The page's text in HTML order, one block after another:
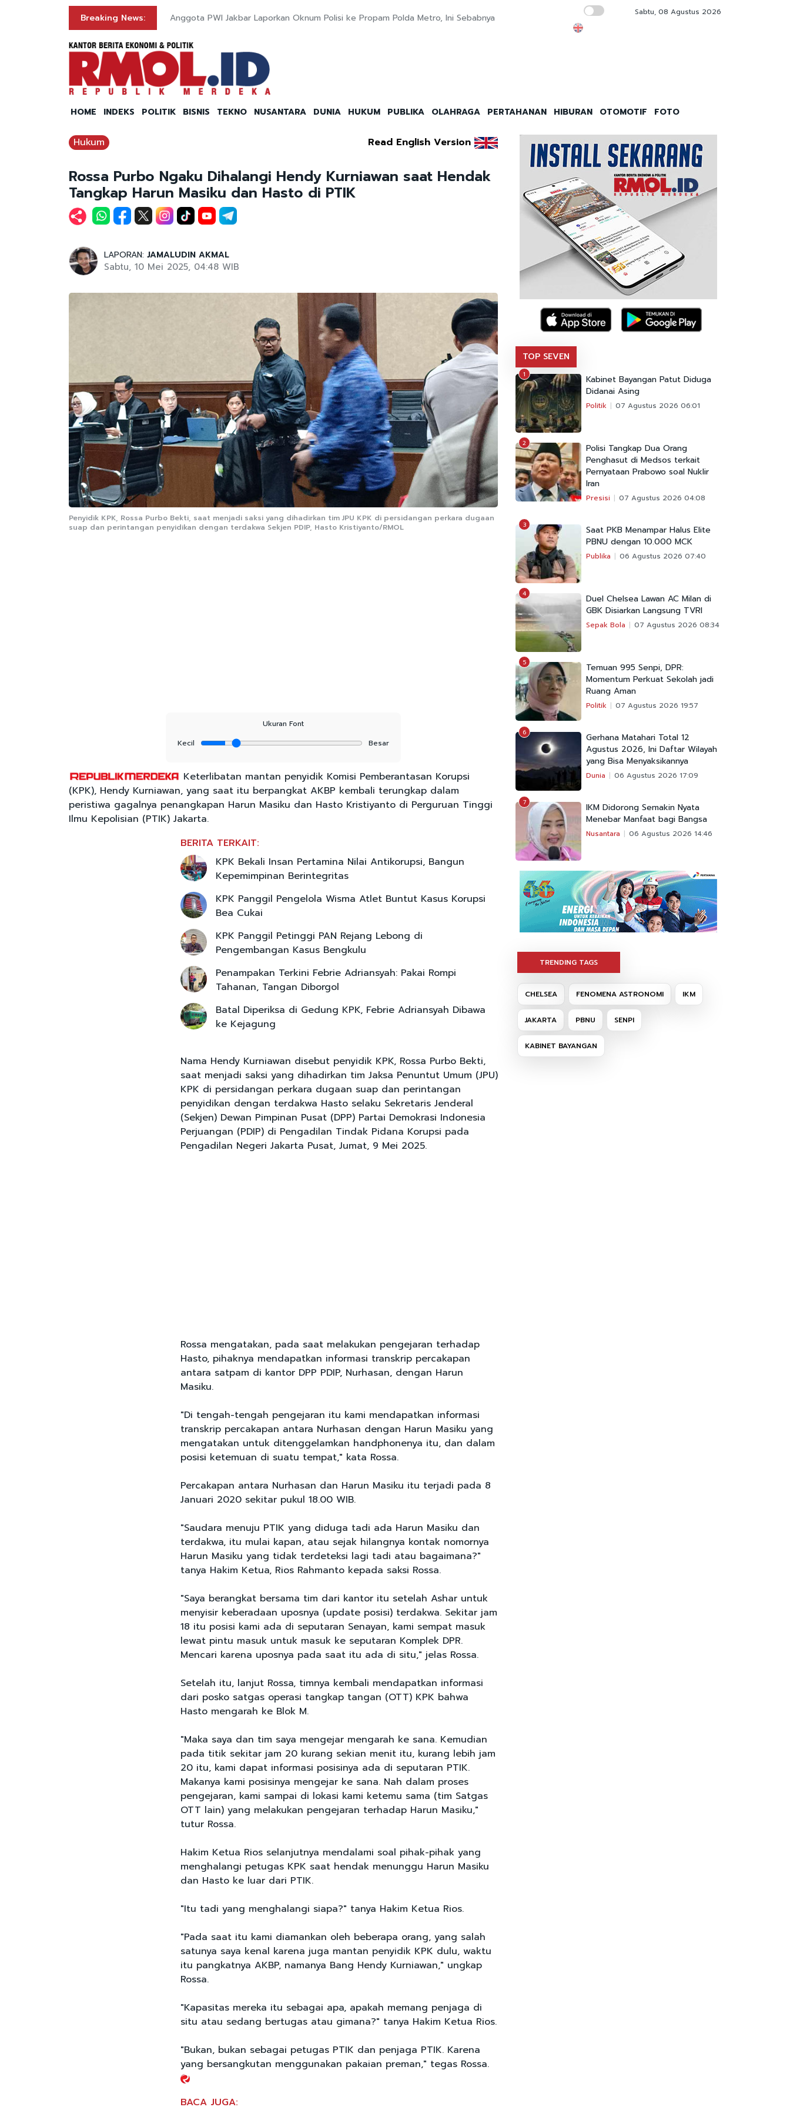
Breaking News: Anggota PWI Jakbar Laporkan Oknum Polisi ke Propam Polda Metro, Ini Sebabnya Kejagung Pede Hadapi Febrie di Sidang
Sabtu, 08 Agustus 2026
HOME INDEKS POLITIK BISNIS TEKNO NUSANTARA DUNIA HUKUM PUBLIKA OLAHRAGA PERTAHANAN HIBURAN OTOMOTIF FOTO
Hukum Read English Version
Rossa Purbo Ngaku Dihalangi Hendy Kurniawan saat Hendak
Tangkap Harun Masiku dan Hasto di PTIK
LAPORAN: JAMALUDIN AKMAL
Sabtu, 10 Mei 2025, 04:48 WIB
Penyidik KPK, Rossa Purbo Bekti, saat menjadi saksi yang dihadirkan tim JPU KPK di persidangan perkara dugaan
suap dan perintangan penyidikan dengan terdakwa Sekjen PDIP, Hasto Kristiyanto/RMOL
Ukuran Font
Kecil
Besar
Keterlibatan mantan penyidik Komisi Pemberantasan Korupsi
(KPK), Hendy Kurniawan, yang saat itu berpangkat AKBP kembali terungkap dalam
peristiwa gagalnya penangkapan Harun Masiku dan Hasto Kristiyanto di Perguruan Tinggi
Ilmu Kepolisian (PTIK) Jakarta.
BERITA TERKAIT:
KPK Bekali Insan Pertamina Nilai Antikorupsi, Bangun
Kepemimpinan Berintegritas
KPK Panggil Pengelola Wisma Atlet Buntut Kasus Korupsi
Bea Cukai
KPK Panggil Petinggi PAN Rejang Lebong di
Pengembangan Kasus Bengkulu
Penampakan Terkini Febrie Adriansyah: Pakai Rompi
Tahanan, Tangan Diborgol
Batal Diperiksa di Gedung KPK, Febrie Adriansyah Dibawa
ke Kejagung
Nama Hendy Kurniawan disebut penyidik KPK, Rossa Purbo Bekti,
saat menjadi saksi yang dihadirkan tim Jaksa Penuntut Umum (JPU)
KPK di persidangan perkara dugaan suap dan perintangan
penyidikan dengan terdakwa Hasto selaku Sekretaris Jenderal
(Sekjen) Dewan Pimpinan Pusat (DPP) Partai Demokrasi Indonesia
Perjuangan (PDIP) di Pengadilan Tindak Pidana Korupsi pada
Pengadilan Negeri Jakarta Pusat, Jumat, 9 Mei 2025.
Rossa mengatakan, pada saat melakukan pengejaran terhadap
Hasto, pihaknya mendapatkan informasi transkrip percakapan
antara satpam di kantor DPP PDIP, Nurhasan, dengan Harun
Masiku.
"Di tengah-tengah pengejaran itu kami mendapatkan informasi
transkrip percakapan antara Nurhasan dengan Harun Masiku yang
mengatakan untuk ditenggelamkan handphonenya itu, dan dalam
posisi ketemuan di suatu tempat," kata Rossa.
Percakapan antara Nurhasan dan Harun Masiku itu terjadi pada 8
Januari 2020 sekitar pukul 18.00 WIB.
"Saudara menuju PTIK yang diduga tadi ada Harun Masiku dan
terdakwa, itu mulai kapan, atau sejak hilangnya kontak nomornya
Harun Masiku yang tidak terdeteksi lagi tadi atau bagaimana?"
tanya Hakim Ketua, Rios Rahmanto kepada saksi Rossa.
"Saya berangkat bersama tim dari kantor itu setelah Ashar untuk
menyisir keberadaan uposnya (update posisi) terdakwa. Sekitar jam
18 itu posisi kami ada di seputaran Senayan, kami sempat masuk
lewat pintu masuk untuk masuk ke seputaran Komplek DPR.
Mencari karena uposnya pada saat itu ada di situ," jelas Rossa.
Setelah itu, lanjut Rossa, timnya kembali mendapatkan informasi
dari posko satgas operasi tangkap tangan (OTT) KPK bahwa
Hasto mengarah ke Blok M.
"Maka saya dan tim saya mengejar mengarah ke sana. Kemudian
pada titik sekitar jam 20 kurang sekian menit itu, kurang lebih jam
20 itu, kami dapat informasi posisinya ada di seputaran PTIK.
Makanya kami posisinya mengejar ke sana. Nah dalam proses
pengejaran, kami sampai di lokasi kami ketemu sama (tim Satgas
OTT lain) yang melakukan pengejaran terhadap Harun Masiku,"
tutur Rossa.
Hakim Ketua Rios selanjutnya mendalami soal pihak-pihak yang
menghalangi petugas KPK saat hendak menunggu Harun Masiku
dan Hasto ke luar dari PTIK.
"Itu tadi yang menghalangi siapa?" tanya Hakim Ketua Rios.
"Pada saat itu kami diamankan oleh beberapa orang, yang salah
satunya saya kenal karena juga mantan penyidik KPK dulu, waktu
itu pangkatnya AKBP, namanya Bang Hendy Kurniawan," ungkap
Rossa.
"Kapasitas mereka itu sebagai apa, apakah memang penjaga di
situ atau sedang bertugas atau gimana?" tanya Hakim Ketua Rios.
"Bukan, bukan sebagai petugas PTIK dan penjaga PTIK. Karena
yang bersangkutan menggunakan pakaian preman," tegas Rossa.
BACA JUGA:
TOP SEVEN
1
Kabinet Bayangan Patut Diduga
Didanai Asing
Politik 07 Agustus 2026 06:01
2
Polisi Tangkap Dua Orang
Penghasut di Medsos terkait
Pernyataan Prabowo soal Nuklir
Iran
Presisi 07 Agustus 2026 04:08
3
Saat PKB Menampar Halus Elite
PBNU dengan 10.000 MCK
Publika 06 Agustus 2026 07:40
4
Duel Chelsea Lawan AC Milan di
GBK Disiarkan Langsung TVRI
Sepak Bola 07 Agustus 2026 08:34
5
Temuan 995 Senpi, DPR:
Momentum Perkuat Sekolah jadi
Ruang Aman
Politik 07 Agustus 2026 19:57
6
Gerhana Matahari Total 12
Agustus 2026, Ini Daftar Wilayah
yang Bisa Menyaksikannya
Dunia 06 Agustus 2026 17:09
7
IKM Didorong Semakin Nyata
Menebar Manfaat bagi Bangsa
Nusantara 06 Agustus 2026 14:46
TRENDING TAGS
CHELSEA FENOMENA ASTRONOMI IKM
JAKARTA PBNU SENPI
KABINET BAYANGAN